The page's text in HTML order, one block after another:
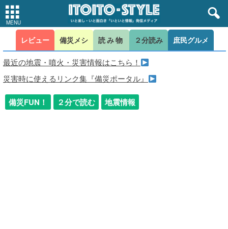
レビュー 備災メシ 読み物 ２分読み 庶民グルメ
最近の地震・噴火・災害情報はこちら！
災害時に使えるリンク集『備災ポータル』
備災FUN！ ２分で読む 地震情報